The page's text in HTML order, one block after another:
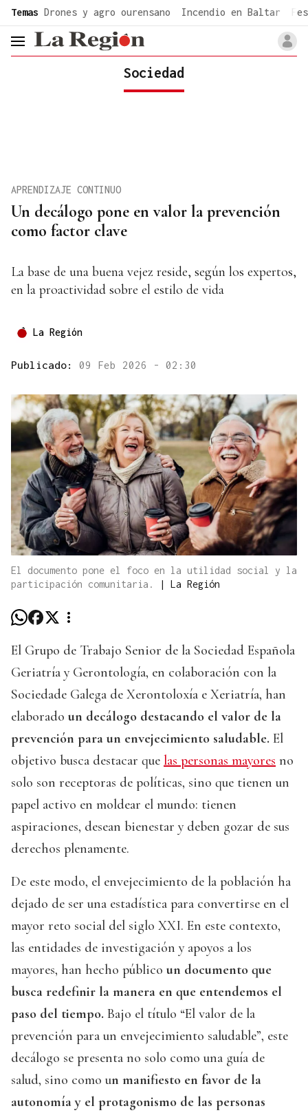
Temas Drones y agro ourensano Incendio en Baltar
header.menu.open
Sociedad
Un decálogo pone en valor la prevención
como factor clave
APRENDIZAJE CONTINUO
La base de una buena vejez reside, según los expertos,
en la proactividad sobre el estilo de vida
La Región
Publicado: 09 Feb 2026 - 02:30
El documento pone el foco en la utilidad social y la
participación comunitaria.
| La Región
El Grupo de Trabajo Senior de la Sociedad Española
Geriatría y Gerontología, en colaboración con la
Sociedade Galega de Xerontoloxía e Xeriatría, han
elaborado un decálogo destacando el valor de la
prevención para un envejecimiento saludable. El
objetivo busca destacar que las personas mayores no
solo son receptoras de políticas, sino que tienen un
papel activo en moldear el mundo: tienen
aspiraciones, desean bienestar y deben gozar de sus
derechos plenamente.
De este modo, el envejecimiento de la población ha
dejado de ser una estadística para convertirse en el
mayor reto social del siglo XXI. En este contexto,
las entidades de investigación y apoyos a los
mayores, han hecho público un documento que
busca redefinir la manera en que entendemos el
paso del tiempo. Bajo el título “El valor de la
prevención para un envejecimiento saludable”, este
decálogo se presenta no solo como una guía de
salud, sino como un manifiesto en favor de la
autonomía y el protagonismo de las personas